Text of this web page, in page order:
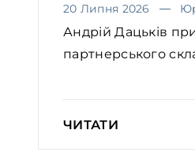
20 Липня 2026
Андрій Дацьків
партнерського
ЧИТАТИ